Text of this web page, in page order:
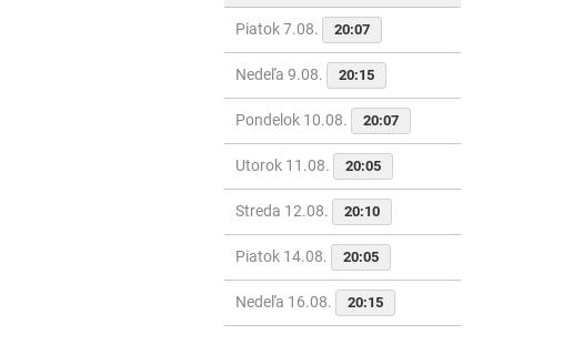
Piatok 7.08. 20:07
Nedeľa 9.08. 20:15
Pondelok 10.08. 20:07
Utorok 11.08. 20:05
Streda 12.08. 20:10
Piatok 14.08. 20:05
Nedeľa 16.08. 20:15